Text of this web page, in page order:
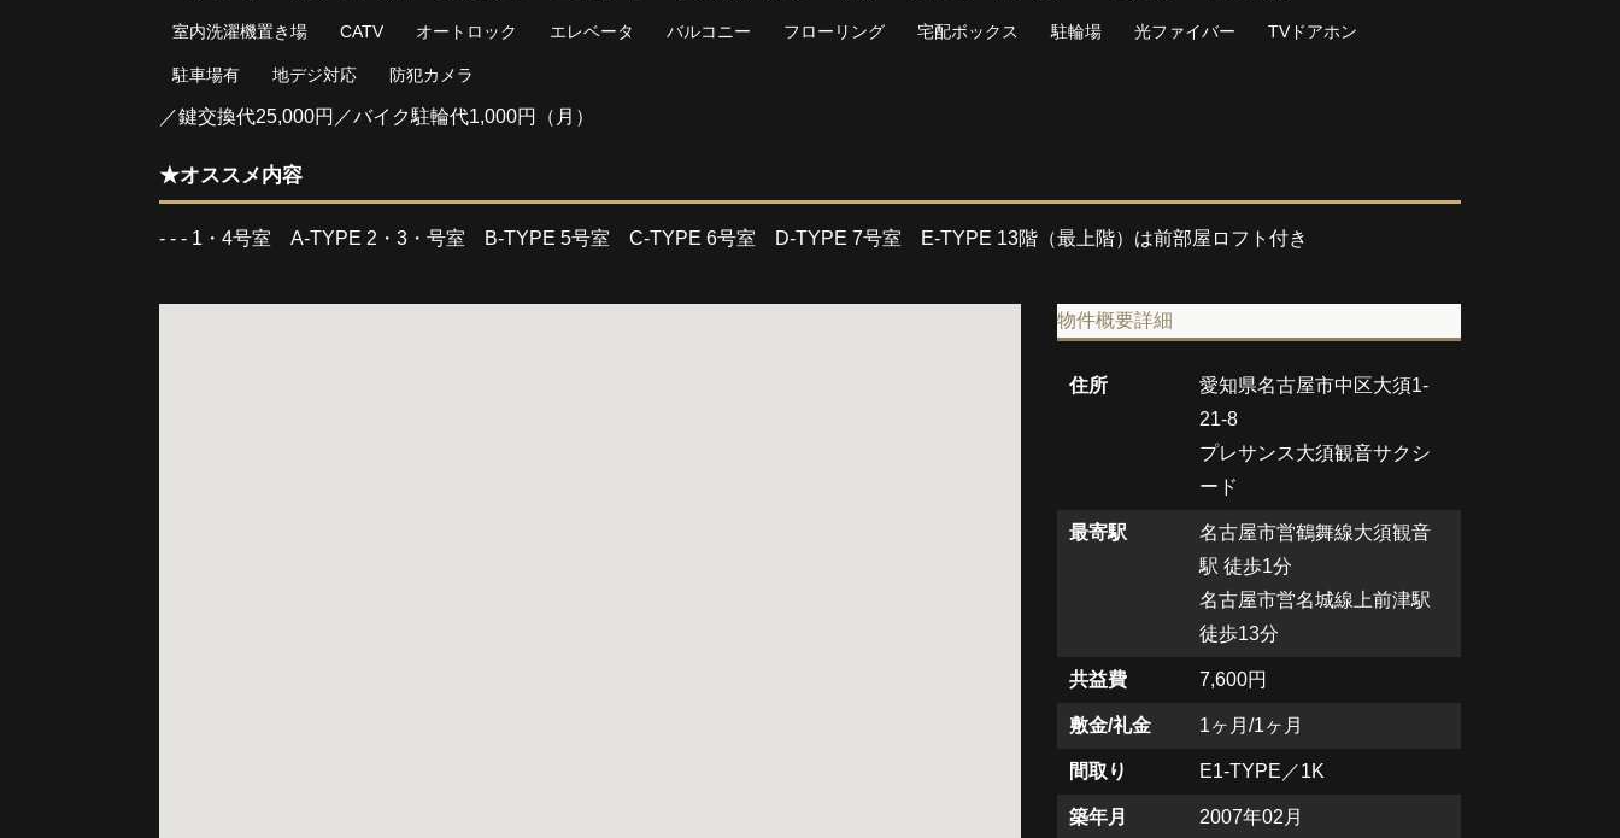
室内洗濯機置き場 CATV オートロック エレベータ バルコニー フローリング 宅配ボックス 駐輪場 光ファイバー TVドアホン
駐車場有 地デジ対応 防犯カメラ
／鍵交換代25,000円／バイク駐輪代1,000円（月）
★オススメ内容
- - - 1・4号室 A-TYPE 2・3・号室 B-TYPE 5号室 C-TYPE 6号室 D-TYPE 7号室 E-TYPE 13階（最上階）は前部屋ロフト付き
物件概要詳細
住所
愛知県名古屋市中区大須1‐
21‐8
プレサンス大須観音サクシ
ード
最寄駅
名古屋市営鶴舞線大須観音
駅 徒歩1分
名古屋市営名城線上前津駅
徒歩13分
共益費 7,600円
敷金/礼金 1ヶ月/1ヶ月
間取り E1-TYPE／1K
築年月
2007年02月